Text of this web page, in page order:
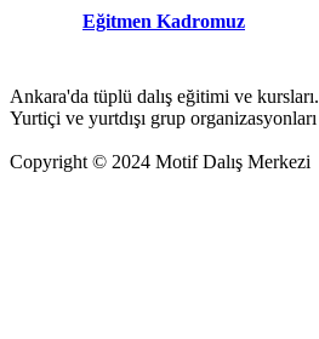
Eğitmen Kadromuz
Ankara'da tüplü dalış eğitimi ve kursları.
Yurtiçi ve yurtdışı grup organizasyonları
Copyright © 2024 Motif Dalış Merkezi